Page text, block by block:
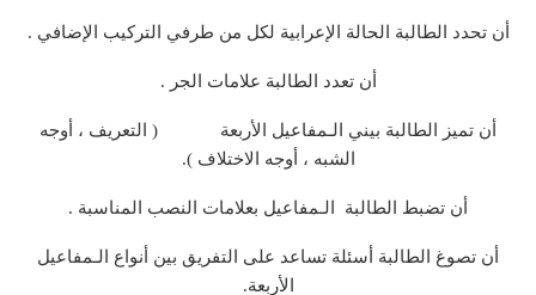
أن تحدد الطالبة الحالة الإعرابية لكل من طرفي التركيب الإضافي .
أن تعدد الطالبة علامات الجر .
أن تميز الطالبة بيني الـمفاعيل الأربعة ( التعريف ، أوجه
الشبه ، أوجه الاختلاف ).
أن تضبط الطالبة الـمفاعيل بعلامات النصب المناسبة .
أن تصوغ الطالبة أسئلة تساعد على التفريق بين أنواع الـمفاعيل
الأربعة.